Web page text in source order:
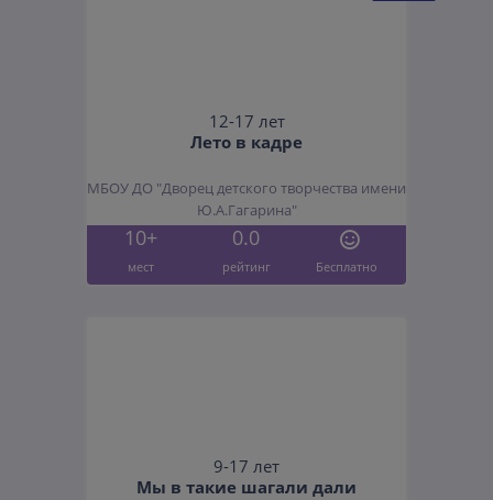
12-17 лет
Лето в кадре
МБОУ ДО "Дворец детского творчества имени
Ю.А.Гагарина"
10+ 0.0
мест рейтинг Бесплатно
9-17 лет
Мы в такие шагали дали